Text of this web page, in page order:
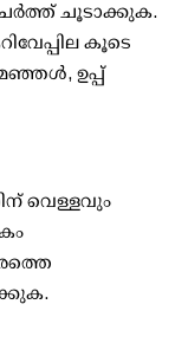
ചൂടാക്കുക.
കൂടെ
ഉപ്പ്
വെള്ളവും